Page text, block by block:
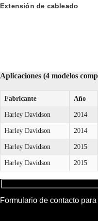
Extensión de cableado
Aplicaciones (4 modelos
Fabricante Año
Harley Davidson 2014
Harley Davidson 2014
Harley Davidson 2015
Harley Davidson 2015
Formulario de contacto